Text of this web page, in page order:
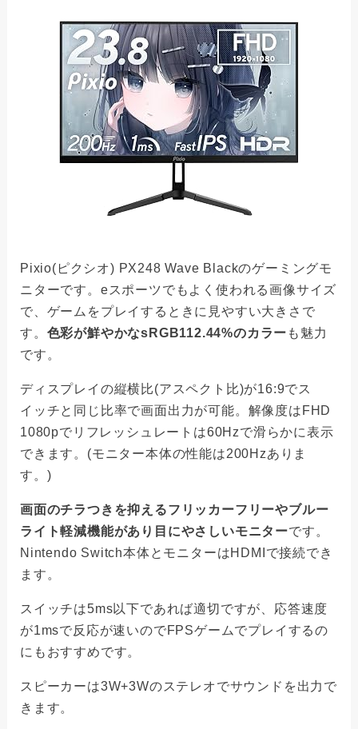
Pixio(ピクシオ) PX248 Wave Blackのゲーミングモ
ニターです。eスポーツでもよく使われる画像サイズ
で、ゲームをプレイするときに見やすい大きさで
す。 色彩が鮮やかなsRGB112.44%のカラー も魅力
です。
ディスプレイの縦横比(アスペクト比)が16:9でス
イッチと同じ比率で画面出力が可能。解像度はFHD
1080pでリフレッシュレートは60Hzで滑らかに表示
できます。(モニター本体の性能は200Hzありま
す。)
画面のチラつきを抑えるフリッカーフリーやブルー
ライト軽減機能があり目にやさしいモニターです。
Nintendo Switch本体とモニターはHDMIで接続でき
ます。
スイッチは5ms以下であれば適切ですが、応答速度
が1msで反応が速いのでFPSゲームでプレイするの
にもおすすめです。
スピーカーは3W+3Wのステレオでサウンドを出力で
きます。